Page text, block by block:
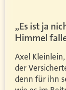
„Es ist ja
Himmel
Axel
der
denn für ihn